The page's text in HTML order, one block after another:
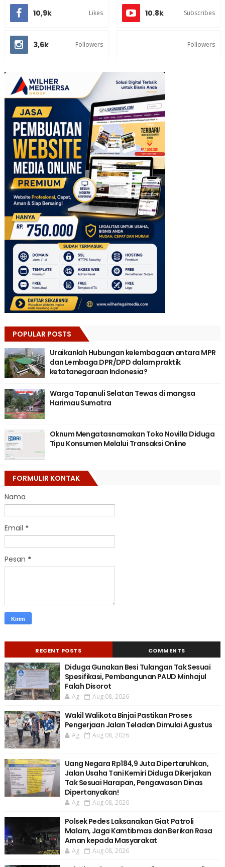
10,9k Likes 10.8k Subscribes
3,6k Followers Followers
POPULAR POSTS
Uraikanlah Hubungan kelembagaan antara MPR
dan Lembaga DPR/DPD dalam praktik
ketatanegaraan Indonesia?
Warga Tapanuli Selatan Tewas di mangsa
Harimau Sumatra
Oknum Mengatasnamakan Toko Novilla Diduga
Tipu Konsumen Melalui Transaksi Online
FORMULIR KONTAK
Nama
Email *
Pesan *
RECENT POSTS COMMENTS
Diduga Gunakan Besi Tulangan Tak Sesuai
Spesifikasi, Pembangunan PAUD Minhajul
Falah Disorot
Ag Aug 08, 2026
Wakil Walikota Binjai Pastikan Proses
Pengerjaan Jalan Teladan Dimulai Agustus
Ag Aug 08, 2026
Uang Negara Rp184,9 Juta Dipertaruhkan,
Jalan Usaha Tani Kemiri Diduga Dikerjakan
Tak Sesuai Harapan, Pengawasan Dinas
Dipertanyakan!
Ag Aug 08, 2026
Polsek Pedes Laksanakan Giat Patroli
Malam, Jaga Kamtibmas dan Berikan Rasa
Aman kepada Masyarakat
Ag Aug 08, 2026